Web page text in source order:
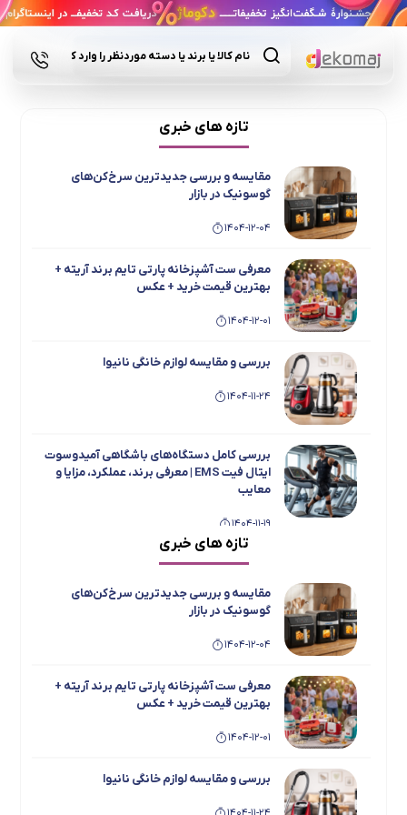
search
تازه های خبری
مقایسه و بررسی جدیدترین سرخ‌کن‌های
گوسونیک در بازار
1404-12-04
معرفی ست آشپزخانه پارتی تایم برند آریته +
بهترین قیمت خرید + عکس
1404-12-01
بررسی و مقایسه لوازم خانگی نانیوا
1404-11-24
بررسی کامل دستگاه‌های باشگاهی آمیدوسوت
ایتال فیت EMS | معرفی برند، عملکرد، مزایا و
معایب
1404-11-19
1404-11-15
معرفی اسپرسو ساز ها و چای ساز های بویانت
1404-08-19
تازه های خبری
مقایسه و بررسی جدیدترین سرخ‌کن‌های
گوسونیک در بازار
1404-12-04
معرفی ست آشپزخانه پارتی تایم برند آریته +
بهترین قیمت خرید + عکس
1404-12-01
بررسی و مقایسه لوازم خانگی نانیوا